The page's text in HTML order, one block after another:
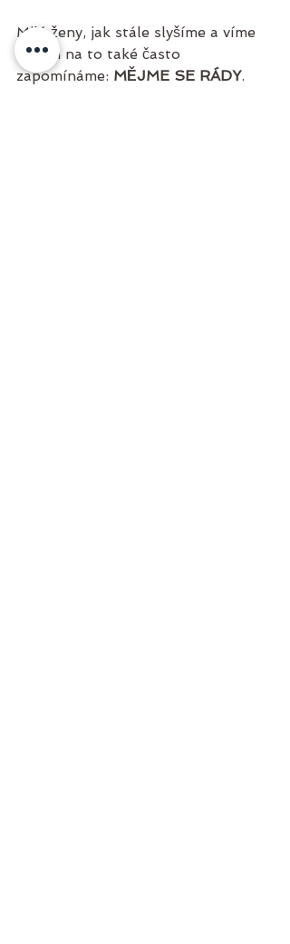
Milé ženy, jak stále slyšíme a víme
to, jen na to také často
zapomínáme: MĚJME SE RÁDY.